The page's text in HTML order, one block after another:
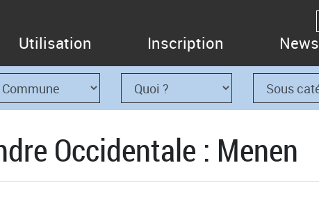
Utilisation Inscription News
Occidentale : Menen